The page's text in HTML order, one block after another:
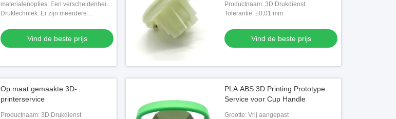
materialenopties: Een verscheidenheid
aan opties, waaronder kunststoffen
(titaniumlegering,
Druktechniek: Er zijn meerdere
(Fused Deposition Modeling), SLA
(StereolithogVind de beste prijs
Productnaam: 3D Drukdienst
Tolerantie: ±0,01 mm
Vind de beste prijs
Op maat gemaakte 3D-
printerservice
Productnaam: 3D Drukdienst
PLA ABS 3D Printing Prototype
Service voor Cup Handle
Grootte: Vrij aangepast